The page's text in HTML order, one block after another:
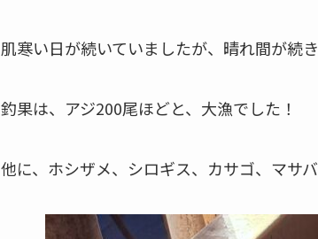
肌寒い日が続いていましたが、晴れ間が続
釣果は、アジ200尾ほどと、大漁でした！
他に、ホシザメ、シロギス、カサゴ、マサバ